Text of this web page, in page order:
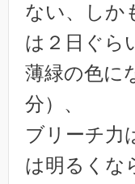
ない、しか
は２日ぐら
薄緑の色に
分）、
ブリーチ力
は明るくな